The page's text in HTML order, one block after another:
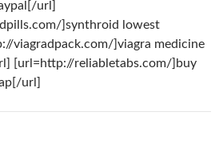
url]
]synthroid lowest
viagradpack.com/]viagra medicine
[url=http://reliabletabs.com/]buy
url]